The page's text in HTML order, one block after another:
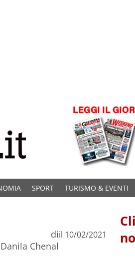
SPORT TURISMO & EVENTI
di
Danila Chenal
il 10/02/2021